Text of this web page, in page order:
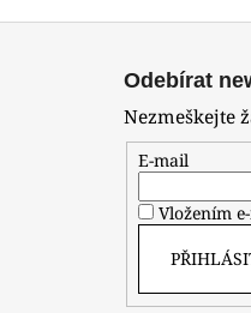
Odebírat
Nezmeškejte
E-mail
Vložením